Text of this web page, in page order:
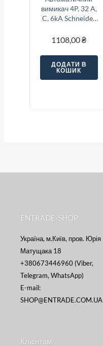
вимикач 4P, 32 A,
C, 6kA Schneider
1108,00₴
ДОДАТИ В
КОШИК
ENTRADE-SHOP
Україна, м.Київ, пров. Юрія
Матущака 18
+380673446960 (Viber,
Telegram, WhatsApp)
E-mail:
SHOP@ENTRADE.COM.UA
Клієнтам